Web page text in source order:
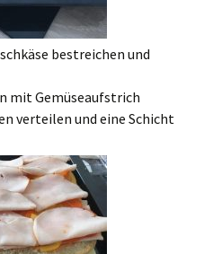
bestreichen und
mit Gemüseaufstrich
verteilen und eine Schicht